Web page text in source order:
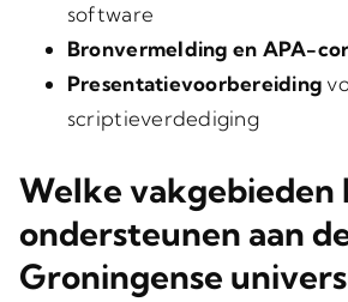
software
Bronvermelding en APA-
Presentatievoorbereiding
scriptieverdediging
Welke vakgebieden
ondersteunen aan
Groningense